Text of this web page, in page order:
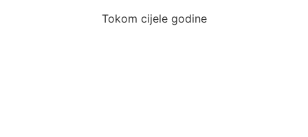
Tokom cijele godine